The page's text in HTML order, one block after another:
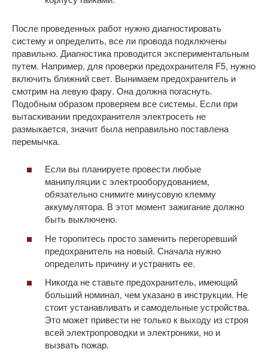
После проведенных работ нужно диагностировать
систему и определить, все ли провода подключены
правильно. Диагностика проводится экспериментальным
путем. Например, для проверки предохранителя F5, нужно
включить ближний свет. Вынимаем предохранитель и
смотрим на левую фару. Она должна погаснуть.
Подобным образом проверяем все системы. Если при
вытаскивании предохранителя электросеть не
размыкается, значит была неправильно поставлена
перемычка.
Если вы планируете провести любые
манипуляции с электрооборудованием,
обязательно снимите минусовую клемму
аккумулятора. В этот момент зажигание должно
быть выключено.
Не торопитесь просто заменить перегоревший
предохранитель на новый. Сначала нужно
определить причину и устранить ее.
Никогда не ставьте предохранитель, имеющий
больший номинал, чем указано в инструкции. Не
стоит устанавливать и самодельные устройства.
Это может привести не только к выходу из строя
всей электропроводки и электроники, но и
вызвать пожар.